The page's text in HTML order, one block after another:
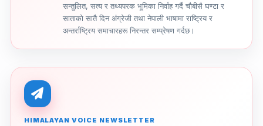
सन्तुलित, सत्य र तथ्यपरक भूमिका निर्वाह गर्दै चौबीसै घण्टा र
साताको सातै दिन अंग्रेजी तथा नेपाली भाषामा राष्ट्रिय र
अन्तर्राष्ट्रिय समाचारहरू निरन्तर सम्प्रेषण गर्दछ।
HIMALAYAN VOICE NEWSLETTER